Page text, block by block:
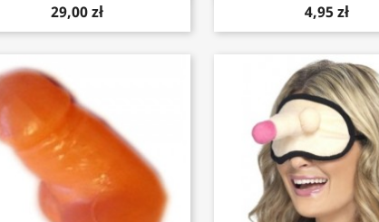
29,00 zł 4,95 zł